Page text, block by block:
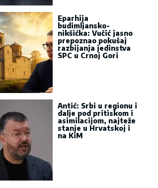
Eparhija
budimljansko-
nikšićka: Vučić jasno
prepoznao pokušaj
razbijanja jedinstva
SPC u Crnoj Gori
Antić: Srbi u regionu i
dalje pod pritiskom i
asimilacijom, najteže
stanje u Hrvatskoj i
na KiM